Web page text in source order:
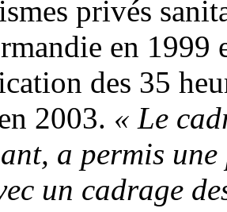
privés
en 1999
des 35
2003. « Le
a permis
un cadrage